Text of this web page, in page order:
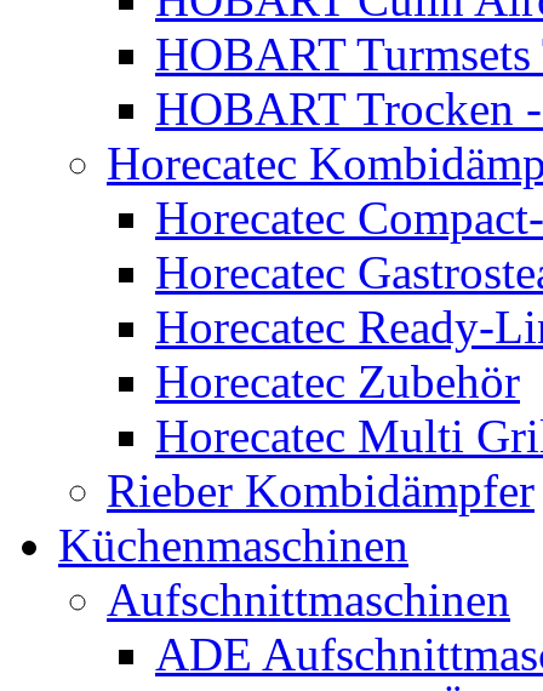
HOBART
HOBART Trocken
Horecatec
Horecatec
Horecatec
Horecatec Ready-
Horecatec Zubehör
Horecatec Multi
Rieber Kombidämpfer
Küchenmaschinen
Aufschnittmaschinen
ADE